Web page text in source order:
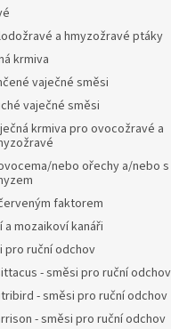
a hmyzožravé ptáky
krmiva
vaječné směsi
vaječné směsi
krmiva pro ovocožravé a
nebo ořechy a/nebo s
faktorem
a mozaikoví kanáři
pro ruční odchov
- směsi pro ruční odchov
- směsi pro ruční odchov
- směsi pro ruční odchov